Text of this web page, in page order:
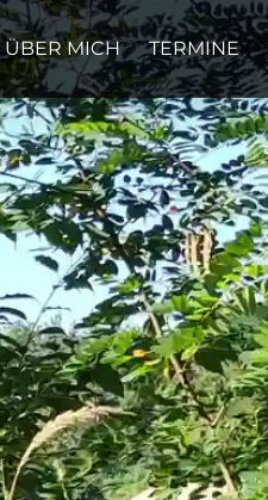
ÜBER MICH TERMINE